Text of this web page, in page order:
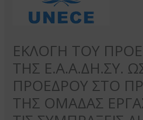
ΕΚΛΟΓΗ ΤΟΥ
ΤΗΣ Ε.Α.Α.ΔΗ.ΣΥ.
ΠΡΟΕΔΡΟΥ ΣΤΟ
ΤΗΣ ΟΜΑΔΑΣ